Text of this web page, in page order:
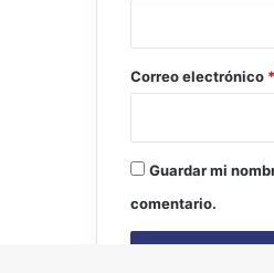
*
Correo electrónico *
Guardar mi
comentario.